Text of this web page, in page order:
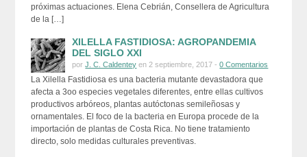
próximas actuaciones. Elena Cebrián, Consellera de Agricultura
de la […]
XILELLA FASTIDIOSA: AGROPANDEMIA
DEL SIGLO XXI
porJ. C. Caldentey en 2 septiembre, 2017 -0 Comentarios
La Xilella Fastidiosa es una bacteria mutante devastadora que
afecta a 3oo especies vegetales diferentes, entre ellas cultivos
productivos arbóreos, plantas autóctonas semileñosas y
ornamentales. El foco de la bacteria en Europa procede de la
importación de plantas de Costa Rica. No tiene tratamiento
directo, solo medidas culturales preventivas.